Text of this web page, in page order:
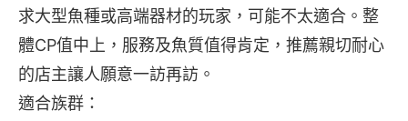
求大型魚種或高端器材的玩家，可能不太適合。整
體CP值中上，服務及魚質值得肯定，推薦親切耐心
的店主讓人願意一訪再訪。
適合族群：